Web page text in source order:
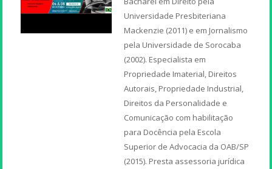
Universidade Presbiteriana
Mackenzie (2011) e em Jornalismo
pela Universidade de Sorocaba
(2002). Especialista em
Propriedade Imaterial, Direitos
Autorais, Propriedade Industrial,
Direitos da Personalidade e
Comunicação com habilitação
para Docência pela Escola
Superior de Advocacia da OAB/SP
(2015). Presta assessoria jurídica